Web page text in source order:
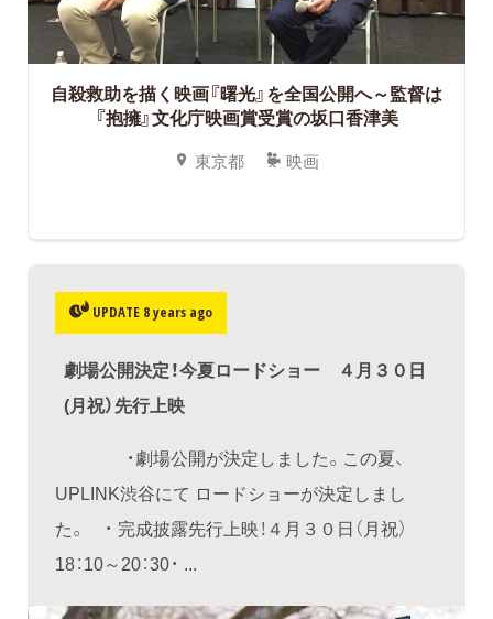
自殺救助を描く映画『曙光』を全国公開へ～監督は
『抱擁』文化庁映画賞受賞の坂口香津美
東京都 映画
UPDATE 8 years ago
劇場公開決定！今夏ロードショー ４月３０日
(月祝）先行上映
・劇場公開が決定しました。この夏、
UPLINK渋谷にて ロードショーが決定しまし
た。 ・ 完成披露先行上映！４月３０日（月祝）
18：10～20：30・ ...